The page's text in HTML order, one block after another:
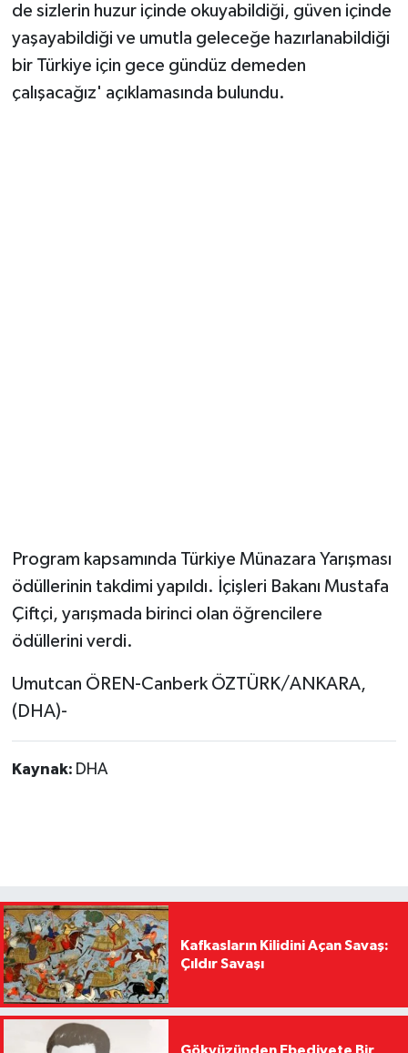
de sizlerin huzur içinde okuyabildiği, güven içinde
yaşayabildiği ve umutla geleceğe hazırlanabildiği
bir Türkiye için gece gündüz demeden
çalışacağız' açıklamasında bulundu.
Program kapsamında Türkiye Münazara Yarışması
ödüllerinin takdimi yapıldı. İçişleri Bakanı Mustafa
Çiftçi, yarışmada birinci olan öğrencilere
ödüllerini verdi.
Umutcan ÖREN-Canberk ÖZTÜRK/ANKARA,
(DHA)-
Kaynak: DHA
Kafkasların Kilidini Açan Savaş:
Çıldır Savaşı